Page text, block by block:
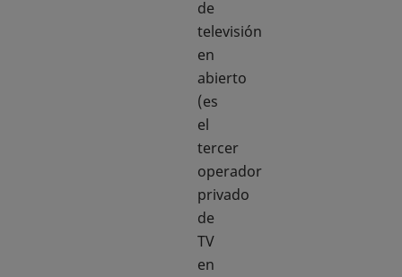
de
televisión
en
abierto
(es
el
tercer
operador
privado
de
TV
en